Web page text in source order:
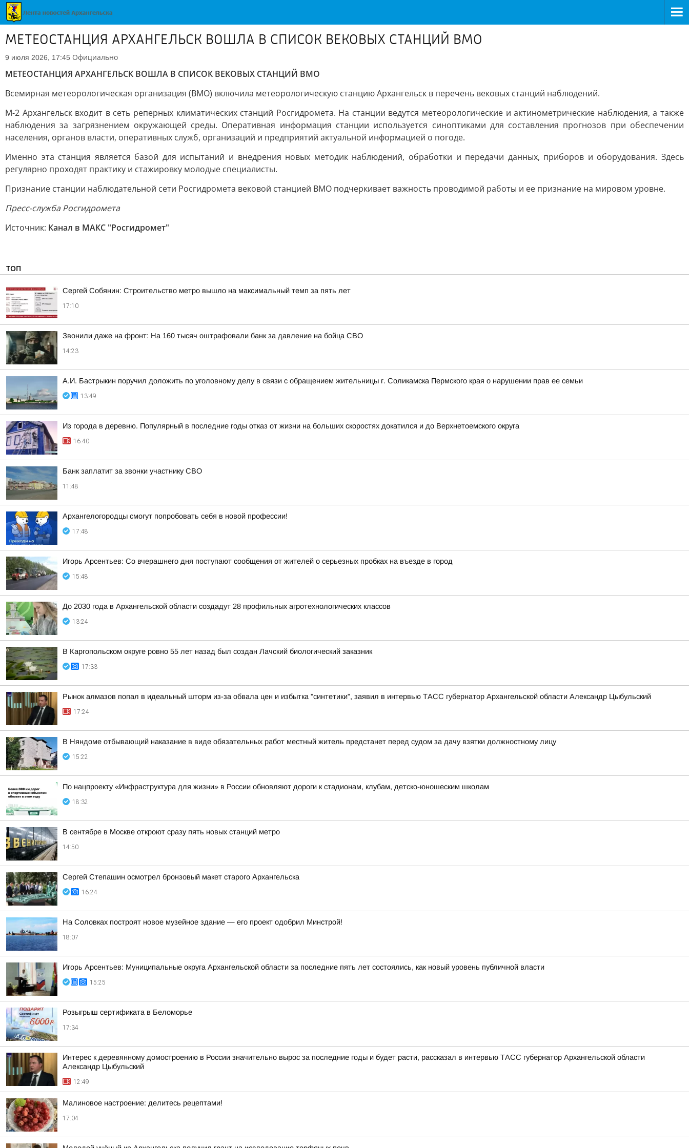
МЕТЕОСТАНЦИЯ АРХАНГЕЛЬСК ВОШЛА В СПИСОК ВЕКОВЫХ СТАНЦИЙ ВМО
9 июля 2026, 17:45 Официально
МЕТЕОСТАНЦИЯ АРХАНГЕЛЬСК ВОШЛА В СПИСОК ВЕКОВЫХ СТАНЦИЙ ВМО
Всемирная метеорологическая организация (ВМО) включила метеорологическую станцию Архангельск в перечень вековых станций наблюдений.
М-2 Архангельск входит в сеть реперных климатических станций Росгидромета. На станции ведутся метеорологические и актинометрические наблюдения, а также
наблюдения за загрязнением окружающей среды. Оперативная информация станции используется синоптиками для составления прогнозов при обеспечении
населения, органов власти, оперативных служб, организаций и предприятий актуальной информацией о погоде.
Именно эта станция является базой для испытаний и внедрения новых методик наблюдений, обработки и передачи данных, приборов и оборудования. Здесь
регулярно проходят практику и стажировку молодые специалисты.
Признание станции наблюдательной сети Росгидромета вековой станцией ВМО подчеркивает важность проводимой работы и ее признание на мировом уровне.
Пресс-служба Росгидромета
Источник: Канал в МАКС "Росгидромет"
ТОП
Сергей Собянин: Строительство метро вышло на максимальный темп за пять лет
17:10
Звонили даже на фронт: На 160 тысяч оштрафовали банк за давление на бойца СВО
14:23
А.И. Бастрыкин поручил доложить по уголовному делу в связи с обращением жительницы г. Соликамска Пермского края о нарушении прав ее семьи
13:49
Из города в деревню. Популярный в последние годы отказ от жизни на больших скоростях докатился и до Верхнетоемского округа
16:40
Банк заплатит за звонки участнику СВО
11:48
Архангелогородцы смогут попробовать себя в новой профессии!
17:48
Игорь Арсентьев: Со вчерашнего дня поступают сообщения от жителей о серьезных пробках на въезде в город
15:48
До 2030 года в Архангельской области создадут 28 профильных агротехнологических классов
13:24
В Каргопольском округе ровно 55 лет назад был создан Лачский биологический заказник
17:33
Рынок алмазов попал в идеальный шторм из-за обвала цен и избытка "синтетики", заявил в интервью ТАСС губернатор Архангельской области Александр Цыбульский
17:24
В Няндоме отбывающий наказание в виде обязательных работ местный житель предстанет перед судом за дачу взятки должностному лицу
15:22
По нацпроекту «Инфраструктура для жизни» в России обновляют дороги к стадионам, клубам, детско-юношеским школам
18:32
В сентябре в Москве откроют сразу пять новых станций метро
14:50
Сергей Степашин осмотрел бронзовый макет старого Архангельска
16:24
На Соловках построят новое музейное здание — его проект одобрил Минстрой!
18:07
Игорь Арсентьев: Муниципальные округа Архангельской области за последние пять лет состоялись, как новый уровень публичной власти
15:25
Розыгрыш сертификата в Беломорье
17:34
Интерес к деревянному домостроению в России значительно вырос за последние годы и будет расти, рассказал в интервью ТАСС губернатор Архангельской области
Александр Цыбульский
12:49
Малиновое настроение: делитесь рецептами!
17:04